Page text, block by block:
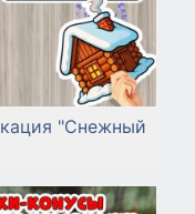
"Снежный